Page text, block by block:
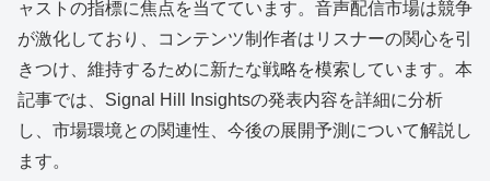
ャストの指標に焦点を当てています。音声配信市場は競争
が激化しており、コンテンツ制作者はリスナーの関心を引
きつけ、維持するために新たな戦略を模索しています。本
記事では、Signal Hill Insightsの発表内容を詳細に分析
し、市場環境との関連性、今後の展開予測について解説し
ます。